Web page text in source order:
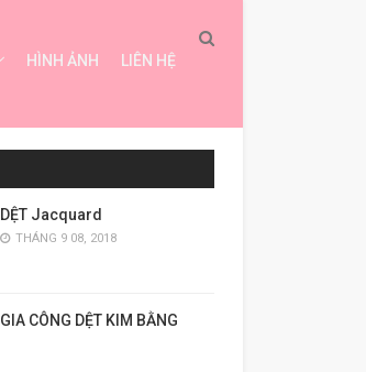
HÌNH ẢNH LIÊN HỆ
DỆT Jacquard
THÁNG 9 08, 2018
GIA CÔNG DỆT KIM BẰNG